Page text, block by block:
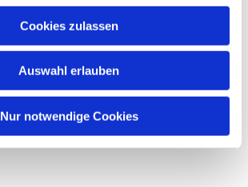
Cookies zulassen
Auswahl erlauben
Nur notwendige Cookies